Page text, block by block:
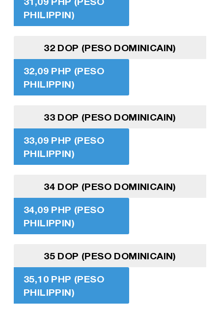
PHILIPPIN)
32 DOP (PESO DOMINICAIN)
32,09 PHP (PESO
PHILIPPIN)
33 DOP (PESO DOMINICAIN)
33,09 PHP (PESO
PHILIPPIN)
34 DOP (PESO DOMINICAIN)
34,09 PHP (PESO
PHILIPPIN)
35 DOP (PESO DOMINICAIN)
35,10 PHP (PESO
PHILIPPIN)